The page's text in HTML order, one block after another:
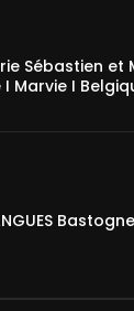
Sébastien et
Marvie I